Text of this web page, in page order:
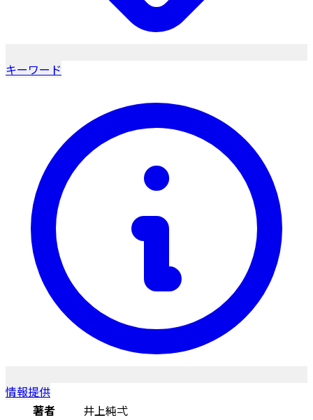
キーワード
情報提供
著者
井上純弌